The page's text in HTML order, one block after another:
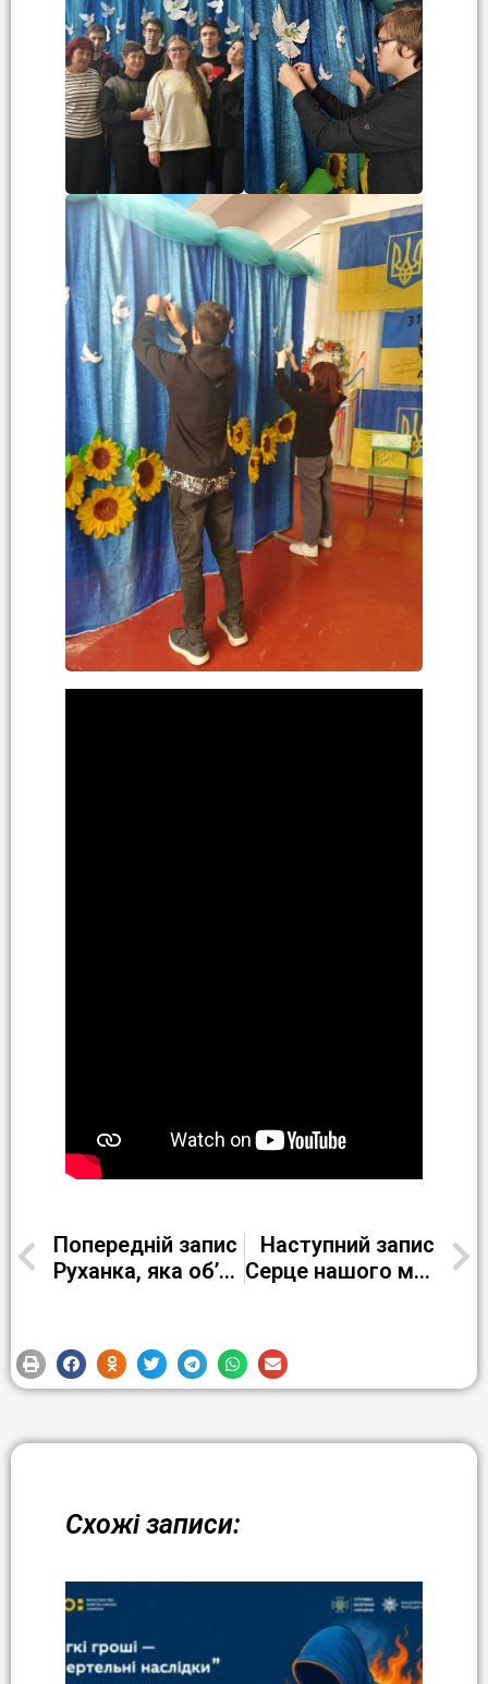
Попередній запис
Руханка, яка об’єднує
Наступний запис
Серце нашого міста — «Парк Миру»
Схожі записи: